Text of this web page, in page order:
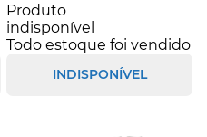
Produto
indisponível
Todo estoque foi vendido
INDISPONÍVEL